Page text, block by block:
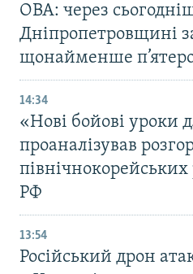
ОВА: через
Дніпропетровщині
щонайменше
14:34
«Нові бойові уроки
проаналізував
РФ
13:54
Російський дрон